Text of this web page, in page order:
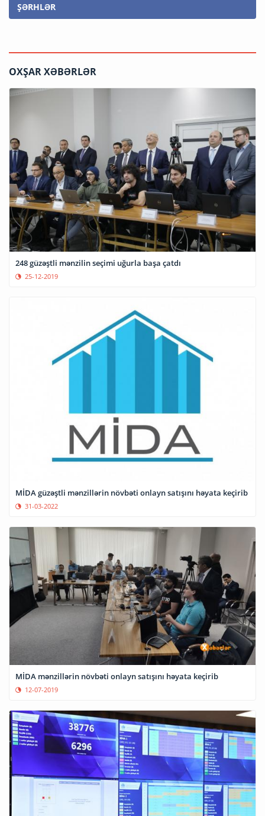
ŞƏRHLƏR
OXŞAR XƏBƏRLƏR
248 güzəştli mənzilin seçimi uğurla başa çatdı
25-12-2019
MİDA güzəştli mənzillərin növbəti onlayn satışını həyata keçirib
31-03-2022
MİDA mənzillərin növbəti onlayn satışını həyata keçirib
12-07-2019